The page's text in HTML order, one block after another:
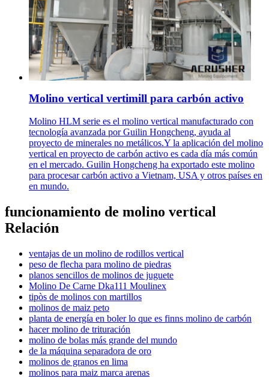
Molino vertical vertimill para carbón activo
Molino HLM serie es el molino vertical manufacturado con
tecnología avanzada por Guilin Hongcheng, ayuda al
proyecto de minerales no metálicos.Y la aplicación del molino
vertical en proyecto de carbón activo es cada día más común
en el mercado. Guilin Hongcheng ha exportado este molino
para procesar carbón activo a Vietnam, USA y otros países en
en mundo.
funcionamiento de molino vertical
Relación
ventajas de un molino de rodillos vertical
peso de flecha para molino de piedras
planos sencillos de molinos de juguete
Molino De Carne Dka111 Moulinex
tipòs de molinos con martillos
molinos de maiz peto
planta de energía en boler lo que es finns molino de carbón
hacer molino de trituración
molino de bolas más grande del mundo
de la máquina separadora de oro
molinos de granos en lima
molinos para maiz marca arenas